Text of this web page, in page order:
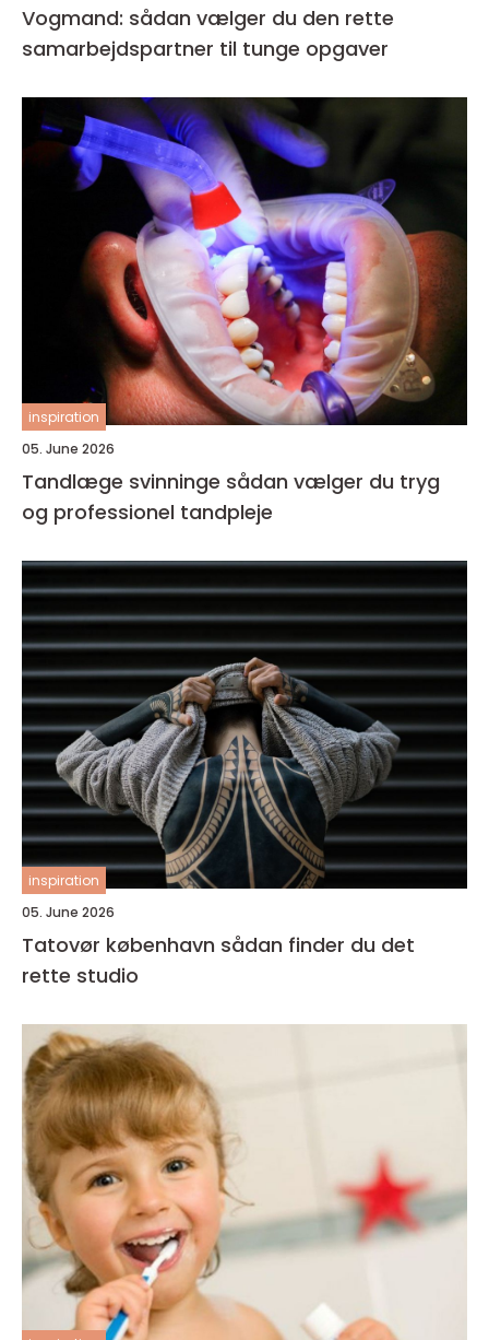
Vogmand: sådan vælger du den rette
samarbejdspartner til tunge opgaver
inspiration
05. June 2026
Tandlæge svinninge sådan vælger du tryg
og professionel tandpleje
inspiration
05. June 2026
Tatovør københavn sådan finder du det
rette studio